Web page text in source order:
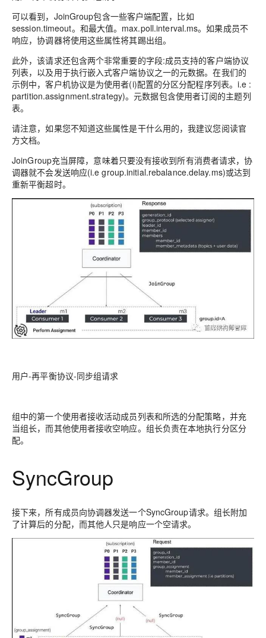
可以看到，JoinGroup包含一些客户端配置，比如
session.timeout。和最大值。max.poll.interval.ms。如果成员不
响应，协调器将使用这些属性将其踢出组。
此外，该请求还包含两个非常重要的字段:成员支持的客户端协议
列表，以及用于执行嵌入式客户端协议之一的元数据。在我们的
示例中，客户机协议是为使用者(i)配置的分区分配程序列表。i.e :
partition.assignment.strategy)。元数据包含使用者订阅的主题列
表。
请注意，如果您不知道这些属性是干什么用的，我建议您阅读官
方文档。
JoinGroup充当屏障，意味着只要没有接收到所有消费者请求，协
调器就不会发送响应(i.e group.initial.rebalance.delay.ms)或达到
重新平衡超时。
用户-再平衡协议-同步组请求
组中的第一个使用者接收活动成员列表和所选的分配策略，并充
当组长，而其他使用者接收空响应。组长负责在本地执行分区分
配。
SyncGroup
接下来，所有成员向协调器发送一个SyncGroup请求。组长附加
了计算后的分配，而其他人只是响应一个空请求。